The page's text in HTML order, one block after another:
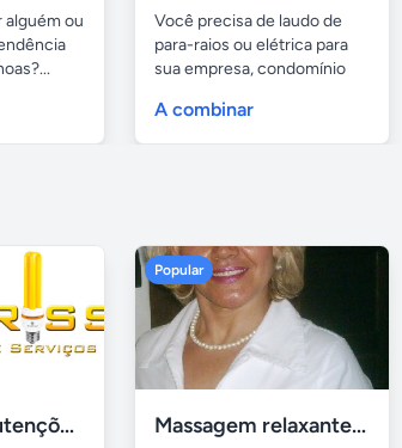
alguém ou
Você precisa de laudo de
para-raios ou elétrica para
sua empresa, condomínio
A combinar
Tercriss Manutenções e Serviços
Popular
Massagem relaxante- terapeutica e depilação